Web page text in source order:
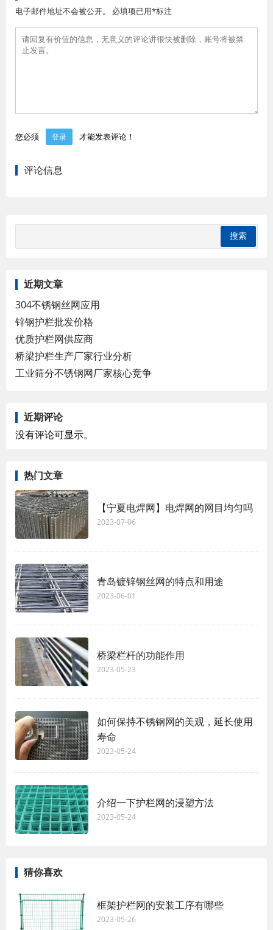
电子邮件地址不会被公开。 必填项已用*标注
您必须 登录 才能发表评论！
评论信息
近期文章
304不锈钢丝网应用
锌钢护栏批发价格
优质护栏网供应商
桥梁护栏生产厂家行业分析
工业筛分不锈钢网厂家核心竞争
近期评论
没有评论可显示。
热门文章
【宁夏电焊网】电焊网的网目均匀吗
2023-07-06
青岛镀锌钢丝网的特点和用途
2023-06-01
桥梁栏杆的功能作用
2023-05-23
如何保持不锈钢网的美观，延长使用
寿命
2023-05-24
介绍一下护栏网的浸塑方法
2023-05-24
猜你喜欢
框架护栏网的安装工序有哪些
2023-05-26